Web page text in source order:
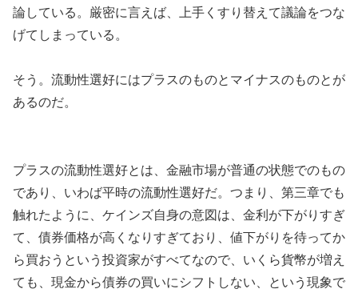
論している。厳密に言えば、上手くすり替えて議論をつな
げてしまっている。
そう。流動性選好にはプラスのものとマイナスのものとが
あるのだ。
プラスの流動性選好とは、金融市場が普通の状態でのもの
であり、いわば平時の流動性選好だ。つまり、第三章でも
触れたように、ケインズ自身の意図は、金利が下がりすぎ
て、債券価格が高くなりすぎており、値下がりを待ってか
ら買おうという投資家がすべてなので、いくら貨幣が増え
ても、現金から債券の買いにシフトしない、という現象で